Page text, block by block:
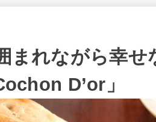
まれながら幸
D’or」